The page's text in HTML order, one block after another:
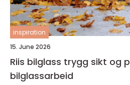
inspiration
15. June 2026
Riis bilglass trygg sikt og profesjonelt
bilglassarbeid